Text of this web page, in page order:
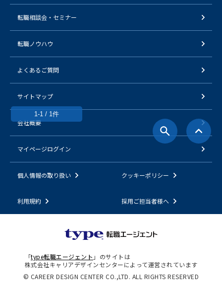
1-1 / 1件
転職相談会・セミナー
転職ノウハウ
よくあるご質問
サイトマップ
会社概要
マイページログイン
個人情報の取り扱い クッキーポリシー
利用規約 採用ご担当者様へ
「type転職エージェント 」のサイトは
株式会社キャリアデザインセンターによって運営されています
© CAREER DESIGN CENTER CO.,LTD. ALL RIGHTS RESERVED